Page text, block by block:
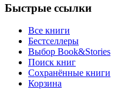
Быстрые ссылки
Все книги
Бестселлеры
Выбор Book&Stories
Поиск книг
Сохранённые книги
Корзина